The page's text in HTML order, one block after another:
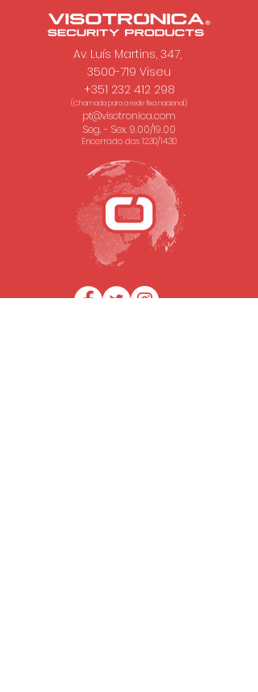
Av. Luís Martins, 347,
3500-719 Viseu
+351 232 412 298
(Chamada para a rede fixa nacional.)
pt@visotronica.com
Seg. - Sex. 9.00/19.00
Encerrado das 12.30/14.30